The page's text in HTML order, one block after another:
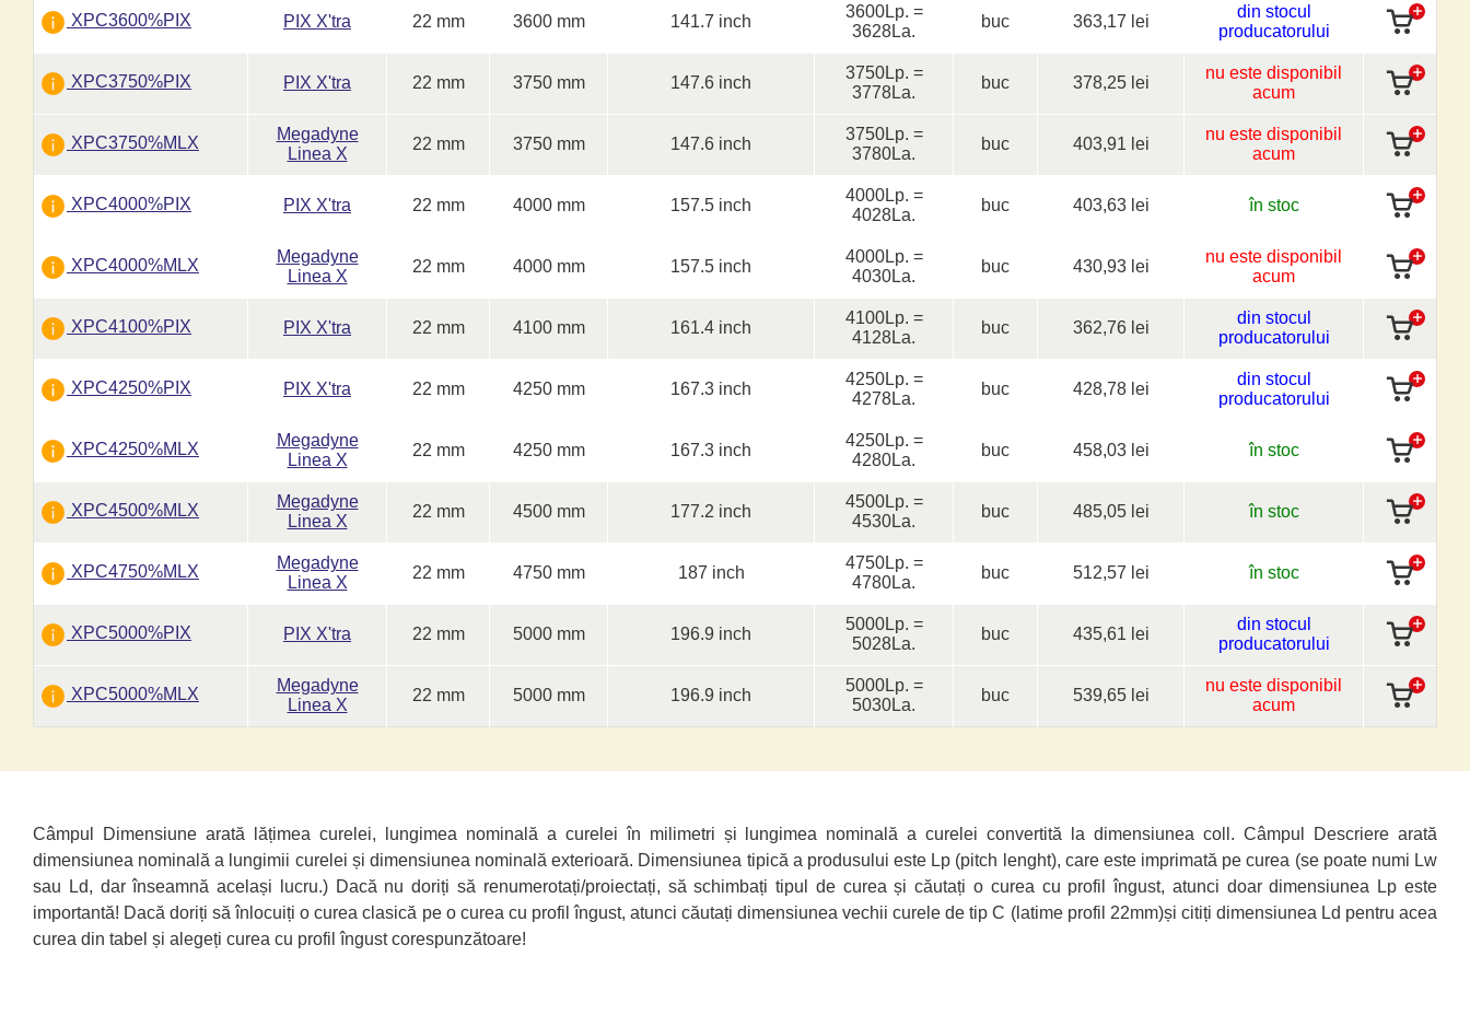
XPC3600%PIX PIX X'tra 22 mm 3600 mm 141.7 inch
3600Lp. =
3628La.
buc 363,17 lei
din stocul
producatorului
XPC3750%PIX PIX X'tra 22 mm 3750 mm 147.6 inch
3750Lp. =
3778La.
buc 378,25 lei
nu este disponibil
acum
XPC3750%MLX
Megadyne
Linea X
22 mm 3750 mm 147.6 inch
3750Lp. =
3780La.
buc 403,91 lei
nu este disponibil
acum
XPC4000%PIX PIX X'tra 22 mm 4000 mm 157.5 inch
4000Lp. =
4028La.
buc 403,63 lei în stoc
XPC4000%MLX
Megadyne
Linea X
22 mm 4000 mm 157.5 inch
4000Lp. =
4030La.
buc 430,93 lei
nu este disponibil
acum
XPC4100%PIX PIX X'tra 22 mm 4100 mm 161.4 inch
4100Lp. =
4128La.
buc 362,76 lei
din stocul
producatorului
XPC4250%PIX PIX X'tra 22 mm 4250 mm 167.3 inch
4250Lp. =
4278La.
buc 428,78 lei
din stocul
producatorului
XPC4250%MLX
Megadyne
Linea X
22 mm 4250 mm 167.3 inch
4250Lp. =
4280La.
buc 458,03 lei în stoc
XPC4500%MLX
Megadyne
Linea X
22 mm 4500 mm 177.2 inch
4500Lp. =
4530La.
buc 485,05 lei în stoc
XPC4750%MLX
Megadyne
Linea X
22 mm 4750 mm 187 inch
4750Lp. =
4780La.
buc 512,57 lei în stoc
XPC5000%PIX PIX X'tra 22 mm 5000 mm 196.9 inch
5000Lp. =
5028La.
buc 435,61 lei
din stocul
producatorului
XPC5000%MLX
Megadyne
Linea X
22 mm 5000 mm 196.9 inch
5000Lp. =
5030La.
buc 539,65 lei
nu este disponibil
acum
Câmpul Dimensiune arată lățimea curelei, lungimea nominală a curelei în milimetri și lungimea nominală a curelei convertită la dimensiunea coll. Câmpul Descriere arată
dimensiunea nominală a lungimii curelei și dimensiunea nominală exterioară. Dimensiunea tipică a produsului este Lp (pitch lenght), care este imprimată pe curea (se poate numi Lw
sau Ld, dar înseamnă același lucru.) Dacă nu doriți să renumerotați/proiectați, să schimbați tipul de curea și căutați o curea cu profil îngust, atunci doar dimensiunea Lp este
importantă! Dacă doriți să înlocuiți o curea clasică pe o curea cu profil îngust, atunci căutați dimensiunea vechii curele de tip C (latime profil 22mm)și citiți dimensiunea Ld pentru acea
curea din tabel și alegeți curea cu profil îngust corespunzătoare!